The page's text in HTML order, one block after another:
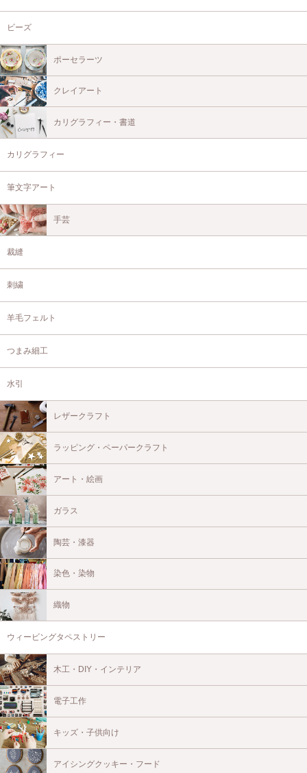
ビーズ
ポーセラーツ
クレイアート
カリグラフィー・書道
カリグラフィー
筆文字アート
手芸
裁縫
刺繍
羊毛フェルト
つまみ細工
水引
レザークラフト
ラッピング・ペーパークラフト
アート・絵画
ガラス
陶芸・漆器
染色・染物
織物
ウィービングタペストリー
木工・DIY・インテリア
電子工作
キッズ・子供向け
アイシングクッキー・フード